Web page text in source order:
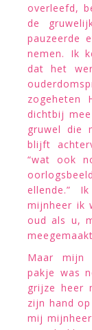
overleefd,
de
pauzeerde
nemen. Ik
dat het
zogeheten
dichtbij
gruwel die
blijft
“wat ook
ellende.”
mijnheer ik
oud als u,
Maar mijn
pakje was
grijze heer
zijn hand
mij